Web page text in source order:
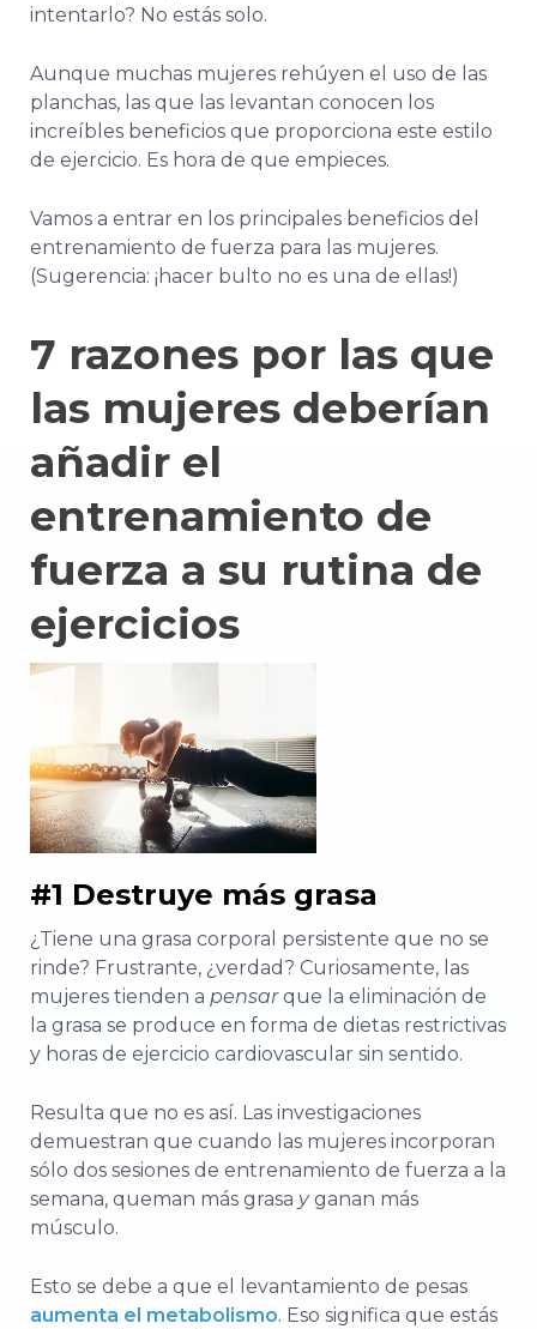
intentarlo? No estás solo.
Aunque muchas mujeres rehúyen el uso de las
planchas, las que las levantan conocen los
increíbles beneficios que proporciona este estilo
de ejercicio. Es hora de que empieces.
Vamos a entrar en los principales beneficios del
entrenamiento de fuerza para las mujeres.
(Sugerencia: ¡hacer bulto no es una de ellas!)
7 razones por las que
las mujeres deberían
añadir el
entrenamiento de
fuerza a su rutina de
ejercicios
#1 Destruye más grasa
¿Tiene una grasa corporal persistente que no se
rinde? Frustrante, ¿verdad? Curiosamente, las
mujeres tienden a pensarque la eliminación de
la grasa se produce en forma de dietas restrictivas
y horas de ejercicio cardiovascular sin sentido.
Resulta que no es así. Las investigaciones
demuestran que cuando las mujeres incorporan
sólo dos sesiones de entrenamiento de fuerza a la
semana, queman más grasa yganan más
músculo.
Esto se debe a que el levantamiento de pesas
aumenta el metabolismo. Eso significa que estás